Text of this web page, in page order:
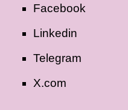
Facebook
Linkedin
Telegram
X.com